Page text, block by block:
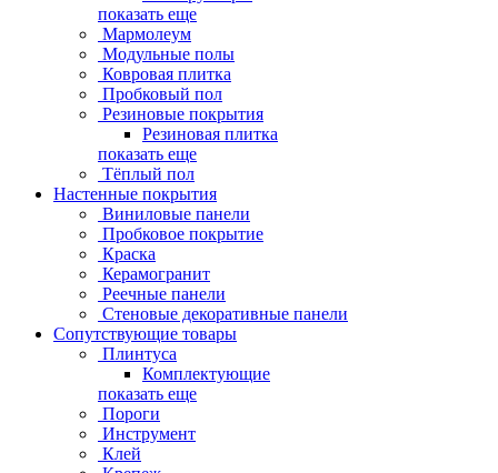
показать еще
Мармолеум
Модульные полы
Ковровая плитка
Пробковый пол
Резиновые покрытия
Резиновая плитка
показать еще
Тёплый пол
Настенные покрытия
Виниловые панели
Пробковое покрытие
Краска
Керамогранит
Реечные панели
Стеновые декоративные панели
Сопутствующие товары
Плинтуса
Комплектующие
показать еще
Пороги
Инструмент
Клей